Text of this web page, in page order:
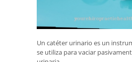
Un catéter urinario es un
se utiliza para vaciar